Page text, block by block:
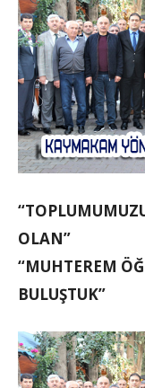
OLAN”
“MUHTEREM
BULUŞTUK”